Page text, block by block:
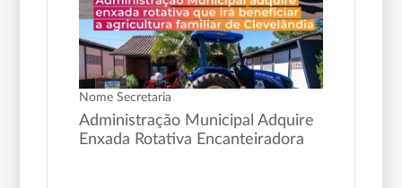
Nome Secretaria
Administração Municipal Adquire
Enxada Rotativa Encanteiradora